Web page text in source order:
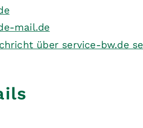
mail.de
über service-bw.de